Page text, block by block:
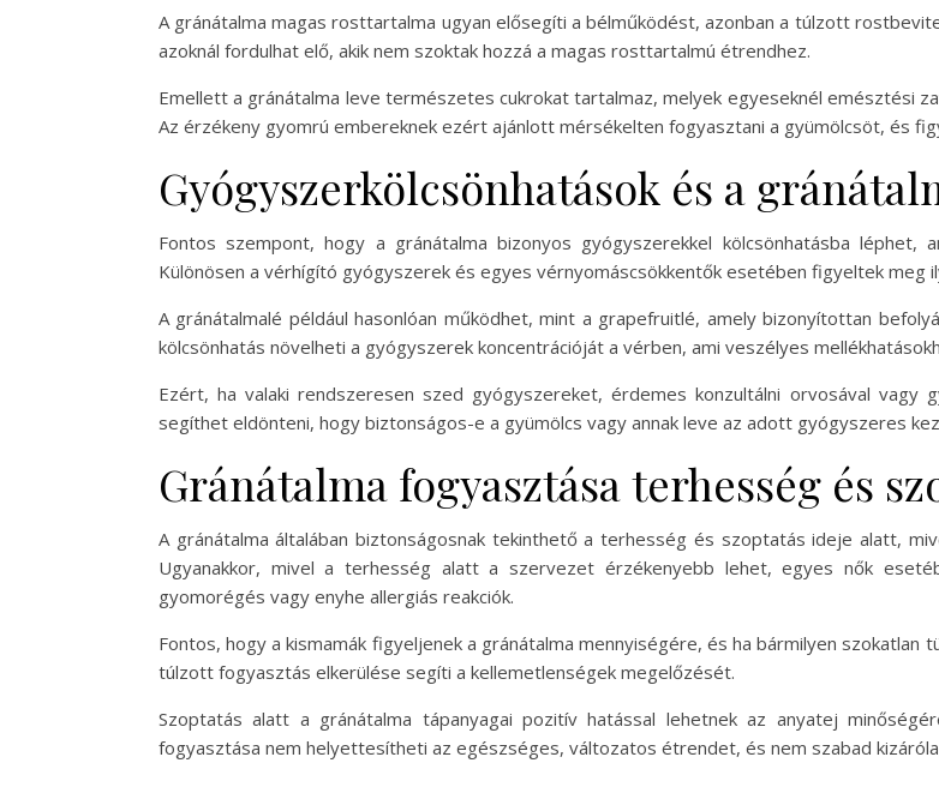
A gránátalma magas rosttartalma ugyan elősegíti a bélműködést, azonban a túlzott
azoknál fordulhat elő, akik nem szoktak hozzá a magas rosttartalmú étrendhez.
Emellett a gránátalma leve természetes cukrokat tartalmaz, melyek egyeseknél emésztési
Az érzékeny gyomrú embereknek ezért ajánlott mérsékelten fogyasztani a gyümölcsöt, és
Gyógyszerkölcsönhatások és a
Fontos szempont, hogy a gránátalma bizonyos gyógyszerekkel kölcsönhatásba léphet,
Különösen a vérhígító gyógyszerek és egyes vérnyomáscsökkentők esetében figyeltek meg
A gránátalmalé például hasonlóan működhet, mint a grapefruitlé, amely bizonyítottan
kölcsönhatás növelheti a gyógyszerek koncentrációját a vérben, ami veszélyes
Ezért, ha valaki rendszeresen szed gyógyszereket, érdemes konzultálni orvosával vagy
segíthet eldönteni, hogy biztonságos-e a gyümölcs vagy annak leve az adott gyógyszeres
Gránátalma fogyasztása terhesség és
A gránátalma általában biztonságosnak tekinthető a terhesség és szoptatás ideje alatt,
Ugyanakkor, mivel a terhesség alatt a szervezet érzékenyebb lehet, egyes nők
gyomorégés vagy enyhe allergiás reakciók.
Fontos, hogy a kismamák figyeljenek a gránátalma mennyiségére, és ha bármilyen szokatlan
túlzott fogyasztás elkerülése segíti a kellemetlenségek megelőzését.
Szoptatás alatt a gránátalma tápanyagai pozitív hatással lehetnek az anyatej
fogyasztása nem helyettesítheti az egészséges, változatos étrendet, és nem szabad